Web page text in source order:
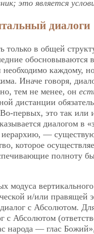
это является
диалоги
только в общей
обосновываются
каждому,
Иначе говоря,
тем не менее, он
дистанции
Во-первых, это так
диалогом в
—
которое
полноту
модуса
и/или
с Абсолютом.
с Абсолютом
народа — глас